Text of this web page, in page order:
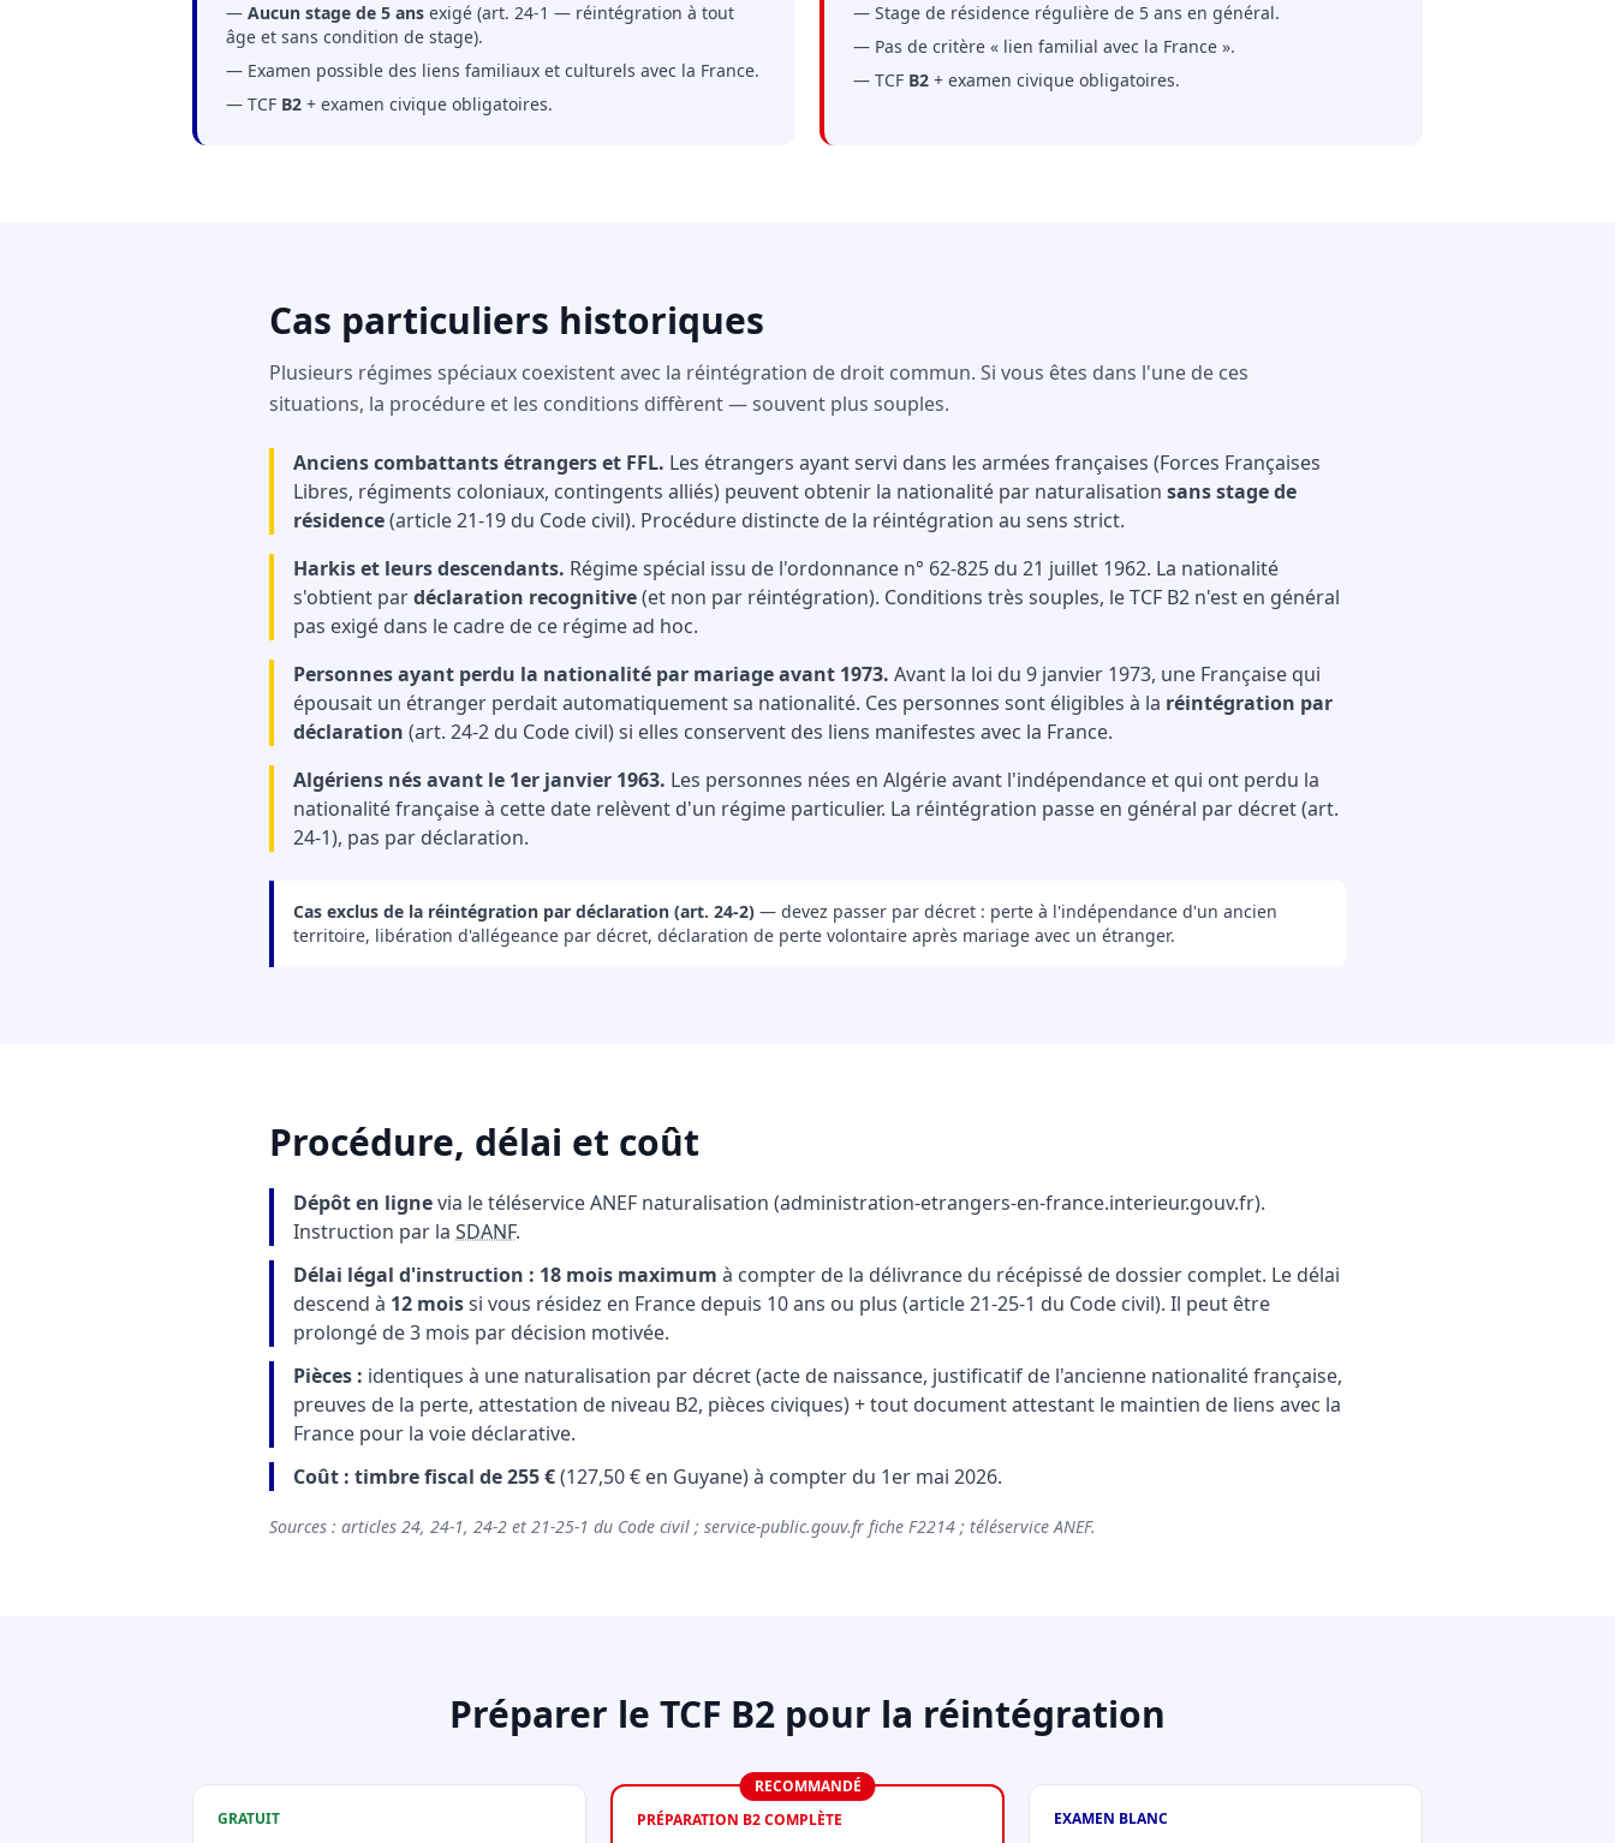
— Aucun stage de 5 ans exigé (art. 24-1 — réintégration à tout
âge et sans condition de stage).
— Examen possible des liens familiaux et culturels avec la France.
— TCF B2 + examen civique obligatoires.
— Stage de résidence régulière de 5 ans en général.
— Pas de critère « lien familial avec la France ».
— TCF B2 + examen civique obligatoires.
Cas particuliers historiques
Plusieurs régimes spéciaux coexistent avec la réintégration de droit commun. Si vous êtes dans l'une de ces
situations, la procédure et les conditions diffèrent — souvent plus souples.
Anciens combattants étrangers et FFL. Les étrangers ayant servi dans les armées françaises (Forces Françaises
Libres, régiments coloniaux, contingents alliés) peuvent obtenir la nationalité par naturalisation sans stage de
résidence(article 21-19 du Code civil). Procédure distincte de la réintégration au sens strict.
Harkis et leurs descendants. Régime spécial issu de l'ordonnance n° 62-825 du 21 juillet 1962. La nationalité
s'obtient pardéclaration recognitive(et non par réintégration). Conditions très souples, le TCF B2 n'est en général
pas exigé dans le cadre de ce régime ad hoc.
Personnes ayant perdu la nationalité par mariage avant 1973. Avant la loi du 9 janvier 1973, une Française qui
épousait un étranger perdait automatiquement sa nationalité. Ces personnes sont éligibles à la réintégration par
déclaration (art. 24-2 du Code civil) si elles conservent des liens manifestes avec la France.
Algériens nés avant le 1er janvier 1963. Les personnes nées en Algérie avant l'indépendance et qui ont perdu la
nationalité française à cette date relèvent d'un régime particulier. La réintégration passe en général par décret (art.
24-1), pas par déclaration.
Cas exclus de la réintégration par déclaration (art. 24-2) — devez passer par décret : perte à l'indépendance d'un ancien
territoire, libération d'allégeance par décret, déclaration de perte volontaire après mariage avec un étranger.
Procédure, délai et coût
Dépôt en lignevia le téléservice ANEF naturalisation (administration-etrangers-en-france.interieur.gouv.fr).
Instruction par la SDANF.
Délai légal d'instruction : 18 mois maximum à compter de la délivrance du récépissé de dossier complet. Le délai
descend à 12 moissi vous résidez en France depuis 10 ans ou plus (article 21-25-1 du Code civil). Il peut être
prolongé de 3 mois par décision motivée.
Pièces : identiques à une naturalisation par décret (acte de naissance, justificatif de l'ancienne nationalité française,
preuves de la perte, attestation de niveau B2, pièces civiques) + tout document attestant le maintien de liens avec la
France pour la voie déclarative.
Coût : timbre fiscal de 255 €(127,50 € en Guyane) à compter du 1er mai 2026.
Sources : articles 24, 24-1, 24-2 et 21-25-1 du Code civil ; service-public.gouv.fr fiche F2214 ; téléservice ANEF.
Préparer le TCF B2 pour la réintégration
GRATUIT
RECOMMANDÉ
PRÉPARATION B2 COMPLÈTE
EXAMEN BLANC